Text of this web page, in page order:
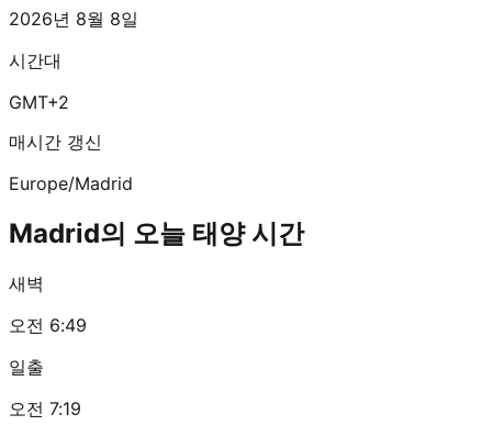
2026년 8월 8일
시간대
GMT+2
매시간 갱신
Europe/Madrid
Madrid의 오늘 태양 시간
새벽
오전 6:49
일출
오전 7:19